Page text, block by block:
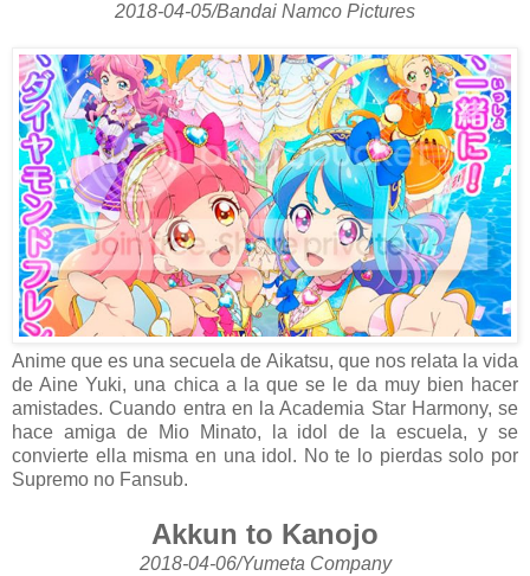
2018-04-05/Bandai Namco Pictures
Anime que es una secuela de Aikatsu, que nos relata la vida
de Aine Yuki, una chica a la que se le da muy bien hacer
amistades. Cuando entra en la Academia Star Harmony, se
hace amiga de Mio Minato, la idol de la escuela, y se
convierte ella misma en una idol. No te lo pierdas solo por
Supremo no Fansub.
Akkun to Kanojo
2018-04-06/Yumeta Company